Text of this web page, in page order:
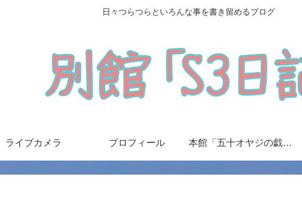
日々つらつらといろんな事を書き留めるブログ
ライブカメラ プロフィール 本館「五十オヤジの戯言日記」